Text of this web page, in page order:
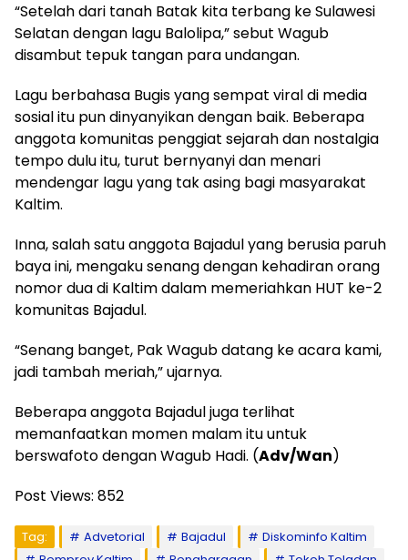
“Setelah dari tanah Batak kita terbang ke Sulawesi
Selatan dengan lagu Balolipa,” sebut Wagub
disambut tepuk tangan para undangan.
Lagu berbahasa Bugis yang sempat viral di media
sosial itu pun dinyanyikan dengan baik. Beberapa
anggota komunitas penggiat sejarah dan nostalgia
tempo dulu itu, turut bernyanyi dan menari
mendengar lagu yang tak asing bagi masyarakat
Kaltim.
Inna, salah satu anggota Bajadul yang berusia paruh
baya ini, mengaku senang dengan kehadiran orang
nomor dua di Kaltim dalam memeriahkan HUT ke-2
komunitas Bajadul.
“Senang banget, Pak Wagub datang ke acara kami,
jadi tambah meriah,” ujarnya.
Beberapa anggota Bajadul juga terlihat
memanfaatkan momen malam itu untuk
berswafoto dengan Wagub Hadi. (Adv/Wan)
Post Views: 852
Tag: Advetorial Bajadul
Diskominfo Kaltim